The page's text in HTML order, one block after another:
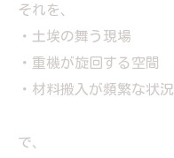
それを、
・土埃の舞う現場
・重機が旋回する空間
・材料搬入が頻繁な状況
で、